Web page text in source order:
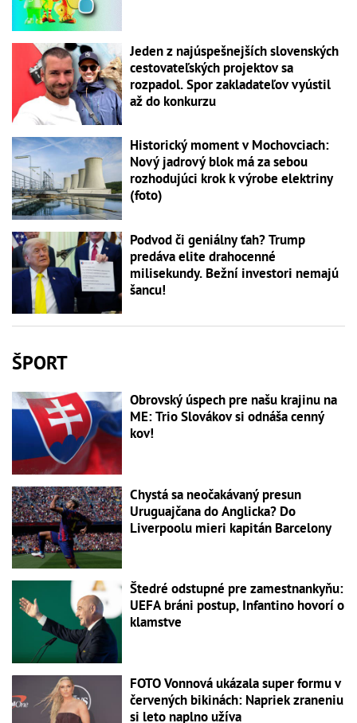
Jeden z najúspešnejších slovenských
cestovateľských projektov sa
rozpadol. Spor zakladateľov vyústil
až do konkurzu
Historický moment v Mochovciach:
Nový jadrový blok má za sebou
rozhodujúci krok k výrobe elektriny
(foto)
Podvod či geniálny ťah? Trump
predáva elite drahocenné
milisekundy. Bežní investori nemajú
šancu!
ŠPORT
Obrovský úspech pre našu krajinu na
ME: Trio Slovákov si odnáša cenný
kov!
Chystá sa neočakávaný presun
Uruguajčana do Anglicka? Do
Liverpoolu mieri kapitán Barcelony
Štedré odstupné pre zamestnankyňu:
UEFA bráni postup, Infantino hovorí o
klamstve
FOTO Vonnová ukázala super formu v
červených bikinách: Napriek zraneniu
si leto naplno užíva